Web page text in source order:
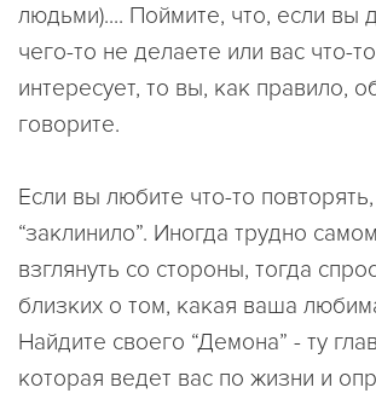
людьми).... Поймите, что, если вы
чего-то не делаете или вас что-
интересует, то вы, как правило,
говорите.
Если вы любите что-то
“заклинило”. Иногда трудно
взглянуть со стороны, тогда
близких о том, какая ваша
Найдите своего “Демона” - ту
которая ведет вас по жизни и